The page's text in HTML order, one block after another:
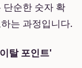
단순한 숫자 확
는 과정입니다.
탈 포인트'